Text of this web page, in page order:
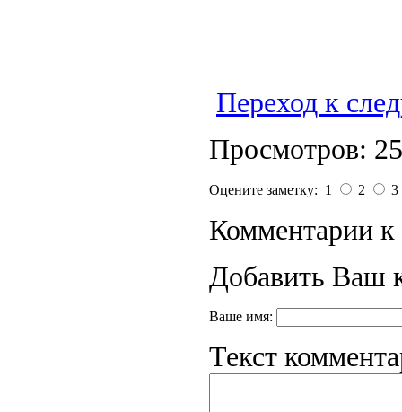
Переход к
Просмотров:
Оцените заметку: 1 2 3
Комментарии к
Добавить Ваш
Ваше имя:
Текст